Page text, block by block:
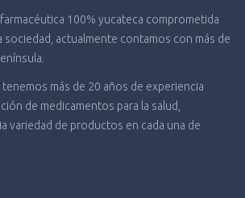
100% yucateca comprometida
sociedad, actualmente contamos con más de
tenemos más de 20 años de experiencia
de medicamentos para la salud,
variedad de productos en cada una de